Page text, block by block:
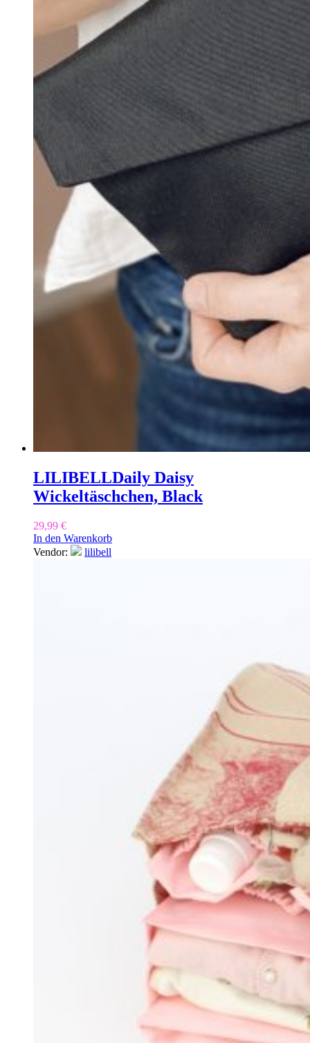
LILIBELLDaily Daisy
Wickeltäschchen, Black
29,99 €
In den Warenkorb
Vendor:
lilibell